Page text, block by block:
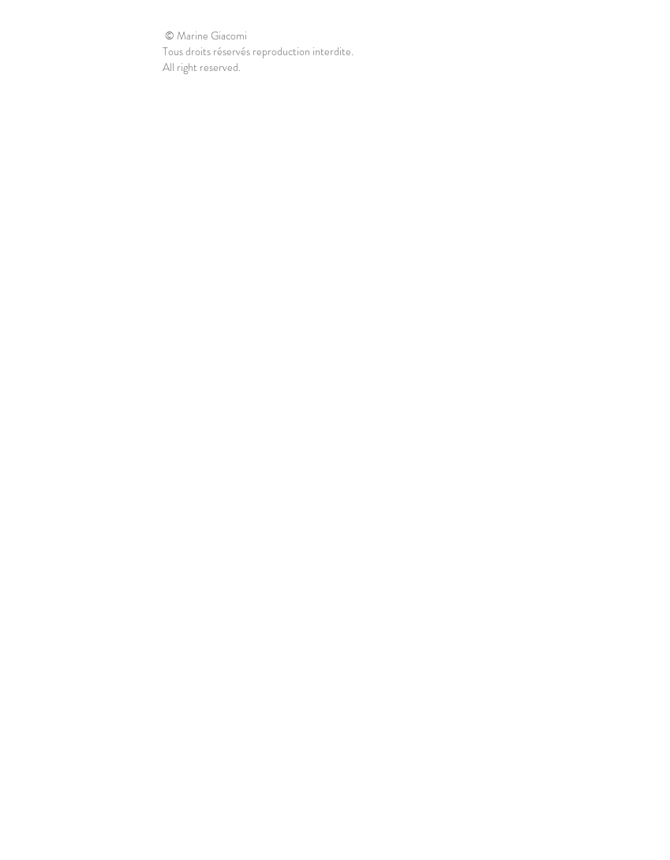
© Marine Giacomi
Tous droits réservés reproduction interdite.
All right reserved.